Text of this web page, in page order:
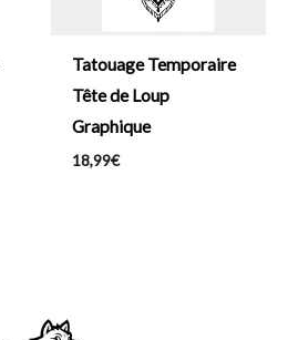
Tatouage Temporaire
Tête de Loup
Graphique
18,99€